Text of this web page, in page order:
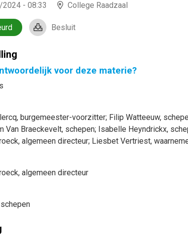
- 08:33
College Raadzaal
Besluit
voor deze materie?
, burgemeester-voorzitter; Filip Watteeuw,
Van Braeckevelt, schepen; Isabelle Heyndrickx,
, algemeen directeur; Liesbet Vertriest,
, algemeen directeur